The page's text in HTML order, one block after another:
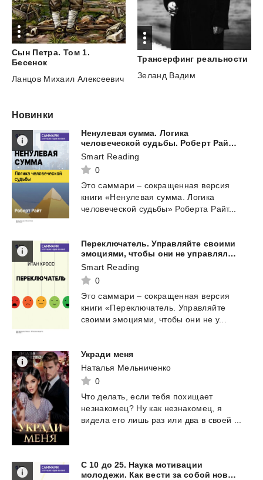
Сын Петра. Том 1.
Бесенок
Ланцов Михаил Алексеевич
Трансерфинг реальности
Зеланд Вадим
Новинки
Ненулевая сумма. Логика
человеческой судьбы. Роберт Райт. Саммари
Smart Reading
0
Это саммари – сокращенная версия
книги «Ненулевая сумма.
Логика
человеческой судьбы» Роберта Райт...
Переключатель. Управляйте своими
эмоциями, чтобы они не управляли вами. Итан Кросс. Саммари
Smart Reading
0
Это саммари – сокращенная версия
книги «Переключатель. Управляйте
своими эмоциями, чтобы они не у...
Укради меня
Наталья Мельниченко
0
Что делать, если тебя похищает
незнакомец? Ну как незнакомец,
я
видела его лишь раз или два в своей
С 10 до 25. Наука мотивации
молодежи. Как вести за собой новое поколение и облегчить себе жизнь. Дэвид Игер. Саммари